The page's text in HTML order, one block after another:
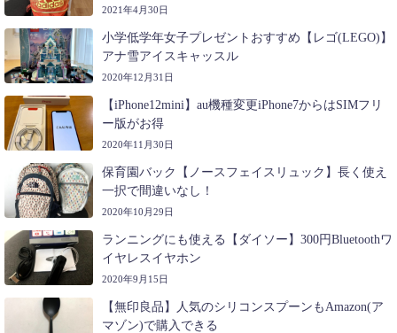
2021年4月30日
小学低学年女子プレゼントおすすめ【レゴ(LEGO)】
アナ雪アイスキャッスル
2020年12月31日
【iPhone12mini】au機種変更iPhone7からはSIMフリ
ー版がお得
2020年11月30日
保育園バック【ノースフェイスリュック】長く使え
一択で間違いなし！
2020年10月29日
ランニングにも使える【ダイソー】300円Bluetoothワ
イヤレスイヤホン
2020年9月15日
【無印良品】人気のシリコンスプーンもAmazon(ア
マゾン)で購入できる